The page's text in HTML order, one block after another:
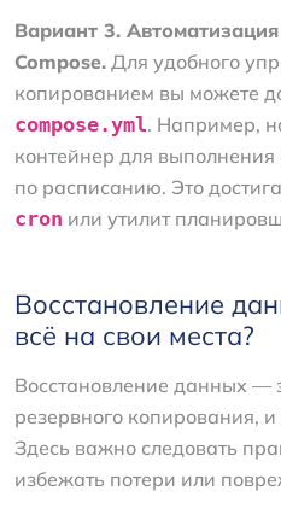
Вариант 3.
Compose. Для удобного
копированием вы можете
compose.yml. Например,
контейнер для
по расписанию. Это
cron или утилит
Восстановление
всё на свои места?
Восстановление данных —
резервного копирования,
Здесь важно следовать
избежать потери или